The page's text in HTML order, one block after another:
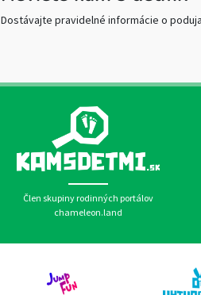
Dostávajte pravidelné informácie o
Člen skupiny rodinných portálov
chameleon.land